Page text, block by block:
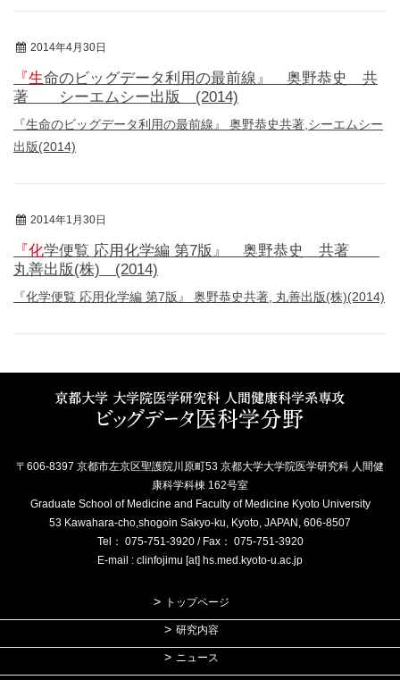
2014年4月30日
『生命のビッグデータ利用の最前線』 奥野恭史 共
著 シーエムシー出版 (2014)
『生命のビッグデータ利用の最前線』 奥野恭史共著,シーエムシー
出版(2014)
2014年1月30日
『化学便覧 応用化学編 第7版』 奥野恭史 共著
丸善出版(株) (2014)
『化学便覧 応用化学編 第7版』 奥野恭史共著, 丸善出版(株)(2014)
〒606-8397 京都市左京区聖護院川原町53 京都大学大学院医学研究科 人間健
康科学科棟 162号室
Graduate School of Medicine and Faculty of Medicine Kyoto University
53 Kawahara-cho,shogoin Sakyo-ku, Kyoto, JAPAN, 606-8507
Tel： 075-751-3920 / Fax： 075-751-3920
E-mail : clinfojimu [at] hs.med.kyoto-u.ac.jp
トップページ
研究内容
ニュース